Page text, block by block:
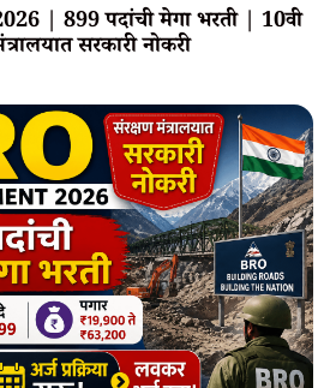
| 899 पदांची मेगा भरती | 10वी
सरकारी नोकरी